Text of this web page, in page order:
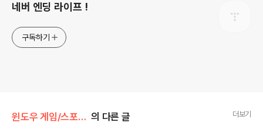
네버 엔딩 라이프 !
구독하기
윈도우 게임/스포츠,레이싱 의 다른 글 더보기